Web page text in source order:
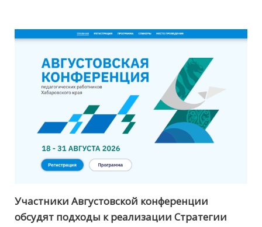
Участники Августовской конференции
обсудят подходы к реализации Стратегии